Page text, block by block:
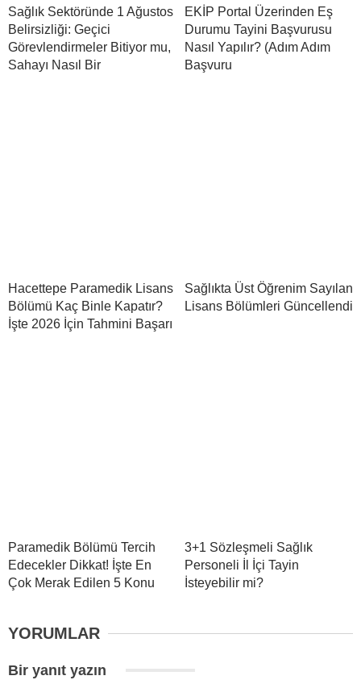
Sağlık Sektöründe 1 Ağustos
Belirsizliği: Geçici
Görevlendirmeler Bitiyor mu,
Sahayı Nasıl Bir
EKİP Portal Üzerinden Eş
Durumu Tayini Başvurusu
Nasıl Yapılır? (Adım Adım
Başvuru
Hacettepe Paramedik Lisans
Bölümü Kaç Binle Kapatır?
İşte 2026 İçin Tahmini Başarı
Sağlıkta Üst Öğrenim Sayılan
Lisans Bölümleri Güncellendi
Paramedik Bölümü Tercih
Edecekler Dikkat! İşte En
Çok Merak Edilen 5 Konu
3+1 Sözleşmeli Sağlık
Personeli İl İçi Tayin
İsteyebilir mi?
YORUMLAR
Bir yanıt yazın